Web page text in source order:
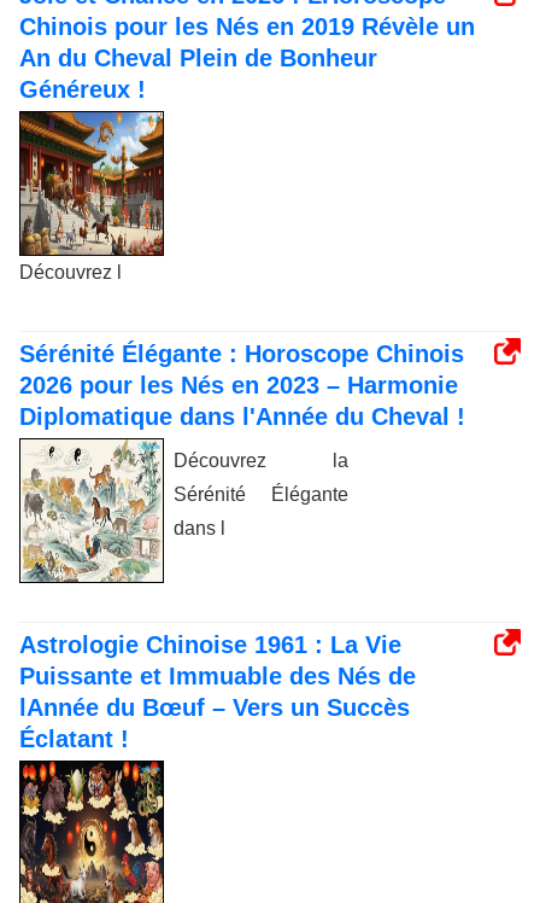
Chinois pour les Nés en 2019 Révèle un
An du Cheval Plein de Bonheur
Généreux !
Découvrez l
Sérénité Élégante : Horoscope Chinois
2026 pour les Nés en 2023 – Harmonie
Diplomatique dans l'Année du Cheval !
Découvrez la
Sérénité Élégante
dans l
Astrologie Chinoise 1961 : La Vie
Puissante et Immuable des Nés de
lAnnée du Bœuf – Vers un Succès
Éclatant !